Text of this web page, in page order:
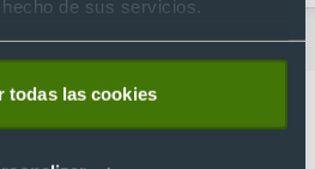
de sus servicios.
todas las cookies